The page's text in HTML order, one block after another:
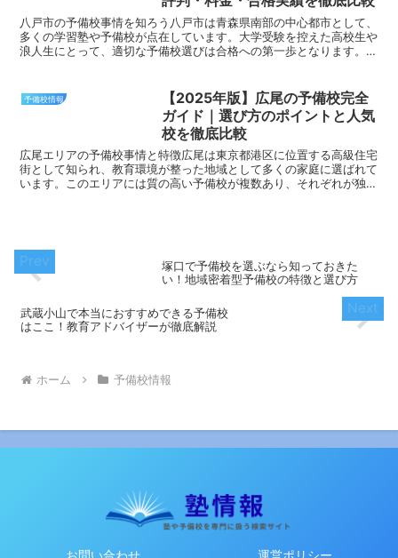
八戸市の予備校事情を知ろう八戸市は青森県南部の中心都市として、
多くの学習塾や予備校が点在しています。大学受験を控えた高校生や
浪人生にとって、適切な予備校選びは合格への第一歩となります。八
予備校情報
【2025年版】広尾の予備校完全
ガイド｜選び方のポイントと人気
校を徹底比較
広尾エリアの予備校事情と特徴広尾は東京都港区に位置する高級住宅
街として知られ、教育環境が整った地域として多くの家庭に選ばれて
います。このエリアには質の高い予備校が複数あり、それぞれが独自
塚口で予備校を選ぶなら知っておきた
い！地域密着型予備校の特徴と選び方
武蔵小山で本当におすすめできる予備校
はここ！教育アドバイザーが徹底解説
ホーム 予備校情報
お問い合わせ 運営ポリシー